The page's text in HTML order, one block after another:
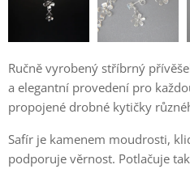
Ručně vyrobený stříbrný
a elegantní provedení pro
propojené drobné kytičky
Safír je kamenem moudrosti,
podporuje věrnost. Potlačuje